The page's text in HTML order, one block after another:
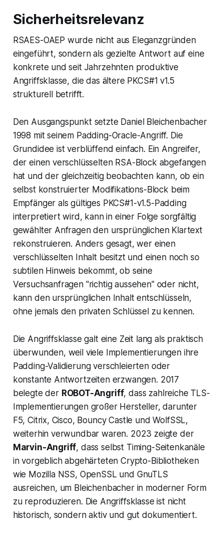
Sicherheitsrelevanz
RSAES-OAEP wurde nicht aus Eleganzgründen
eingeführt, sondern als gezielte Antwort auf eine
konkrete und seit Jahrzehnten produktive
Angriffsklasse, die das ältere PKCS#1 v1.5
strukturell betrifft.
Den Ausgangspunkt setzte Daniel Bleichenbacher
1998 mit seinem Padding-Oracle-Angriff. Die
Grundidee ist verblüffend einfach. Ein Angreifer,
der einen verschlüsselten RSA-Block abgefangen
hat und der gleichzeitig beobachten kann, ob ein
selbst konstruierter Modifikations-Block beim
Empfänger als gültiges PKCS#1-v1.5-Padding
interpretiert wird, kann in einer Folge sorgfältig
gewählter Anfragen den ursprünglichen Klartext
rekonstruieren. Anders gesagt, wer einen
verschlüsselten Inhalt besitzt und einen noch so
subtilen Hinweis bekommt, ob seine
Versuchsanfragen "richtig aussehen" oder nicht,
kann den ursprünglichen Inhalt entschlüsseln,
ohne jemals den privaten Schlüssel zu kennen.
Die Angriffsklasse galt eine Zeit lang als praktisch
überwunden, weil viele Implementierungen ihre
Padding-Validierung verschleierten oder
konstante Antwortzeiten erzwangen. 2017
belegte der ROBOT-Angriff, dass zahlreiche TLS-
Implementierungen großer Hersteller, darunter
F5, Citrix, Cisco, Bouncy Castle und WolfSSL,
weiterhin verwundbar waren. 2023 zeigte der
Marvin-Angriff, dass selbst Timing-Seitenkanäle
in vorgeblich abgehärteten Crypto-Bibliotheken
wie Mozilla NSS, OpenSSL und GnuTLS
ausreichen, um Bleichenbacher in moderner Form
zu reproduzieren. Die Angriffsklasse ist nicht
historisch, sondern aktiv und gut dokumentiert.